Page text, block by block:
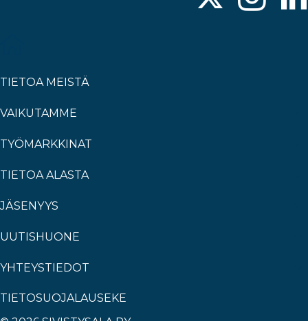
TIETOA MEISTÄ
VAIKUTAMME
TYÖMARKKINAT
TIETOA ALASTA
JÄSENYYS
UUTISHUONE
YHTEYSTIEDOT
TIETOSUOJALAUSEKE